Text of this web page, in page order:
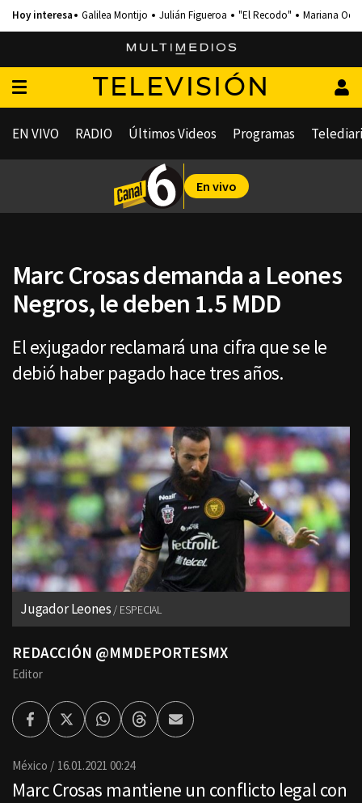
Galilea Montijo Julián Figueroa "El Recodo" Mariana
TELEVISIÓN
EN VIVO RADIO Últimos Videos Programas
En vivo
Marc Crosas demanda a Leones
Negros, le deben 1.5 MDD
El exjugador reclamará una cifra que se le
debió haber pagado hace tres años.
Jugador Leones ESPECIAL
REDACCIÓN @MMDEPORTESMX
Editor
FacebookTwitterWhatsappThreadsEnviar
por
México 16.01.2021 00:24
Marc Crosas mantiene un conflicto legal con